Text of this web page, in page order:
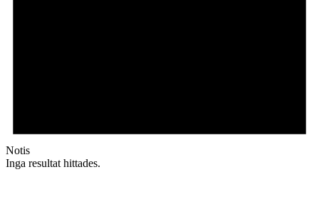
Notis
Inga resultat hittades.